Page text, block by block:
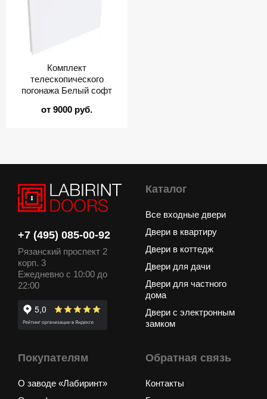
Комплект
телескопического
погонажа Белый софт
от 9000 руб.
+7 (495) 085-00-92
Рязанский проспект 2
корп. 3
Ежедневно с 10:00 до
22:00
Каталог
Все входные двери
Двери в квартиру
Двери в коттедж
Двери для дачи
Двери для частного
дома
Двери с электронным
замком
Покупателям
О заводе «Лабиринт»
Обратная связь
Контакты